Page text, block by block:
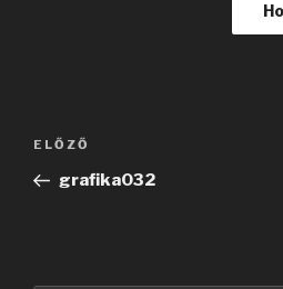
Bejegyzés
Korábbi
bejegyzés
ELŐZŐ
grafika032